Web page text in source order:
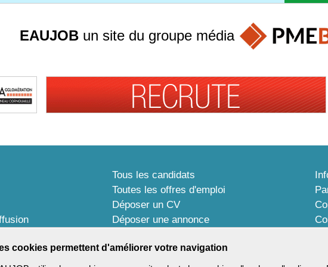
cookies permettent d'améliorer votre navigation
EAUJOB un site du groupe média
Tous les candidats
Toutes les offres d'emploi
Déposer un CV
Déposer une annonce